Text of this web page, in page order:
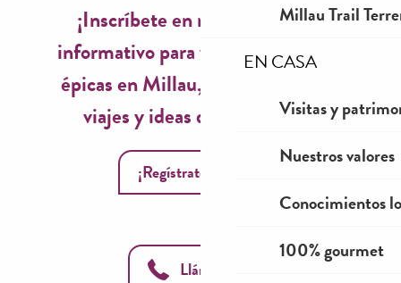
Millau Trail
EN CASA
Visitas y
Nuestros valores
Conocimientos
100% gourmet
¡Inscríbete en nuestro boletín
informativo para vivir experiencias
épicas en Millau, inspiraciones de
viajes y ideas de temporada!
¡Regístrate ahora!
Llámanos